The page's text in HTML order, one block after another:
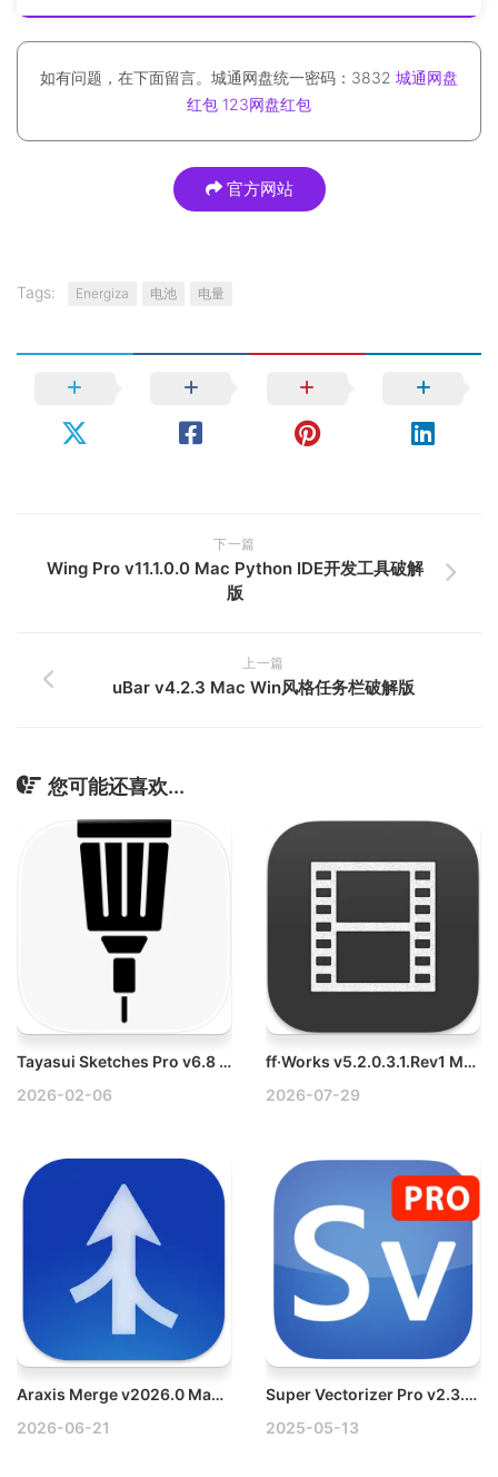
如有问题，在下面留言。城通网盘统一密码：3832 城通网盘
红包 123网盘红包
官方网站
Tags: Energiza 电池 电量
下一篇
Wing Pro v11.1.0.0 Mac Python IDE开发工具破解
版
上一篇
uBar v4.2.3 Mac Win风格任务栏破解版
您可能还喜欢...
Tayasui Sketches Pro v6.8 Mac绘图素描工具破解版
2026-02-06
ff·Works v5.2.0.3.1.Rev1 Mac多媒体编辑软件
2026-07-29
Araxis Merge v2026.0 Mac文件对比合并同步工具
2026-06-21
Super Vectorizer Pro v2.3.3 Mac专业矢量图形转换工具破解版
2025-05-13